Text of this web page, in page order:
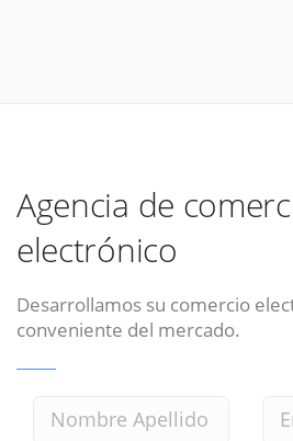
Agencia de
electrónico
Desarrollamos su comercio
conveniente del mercado.